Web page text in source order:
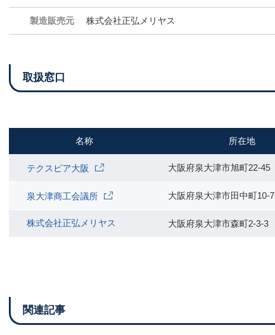
製造販売元 株式会社正弘メリヤス
取扱窓口
名称 所在地
テクスピア大阪 大阪府泉大津市旭町22-45
泉大津商工会議所 大阪府泉大津市田中町10-7
株式会社正弘メリヤス 大阪府泉大津市森町2‐3‐3
関連記事